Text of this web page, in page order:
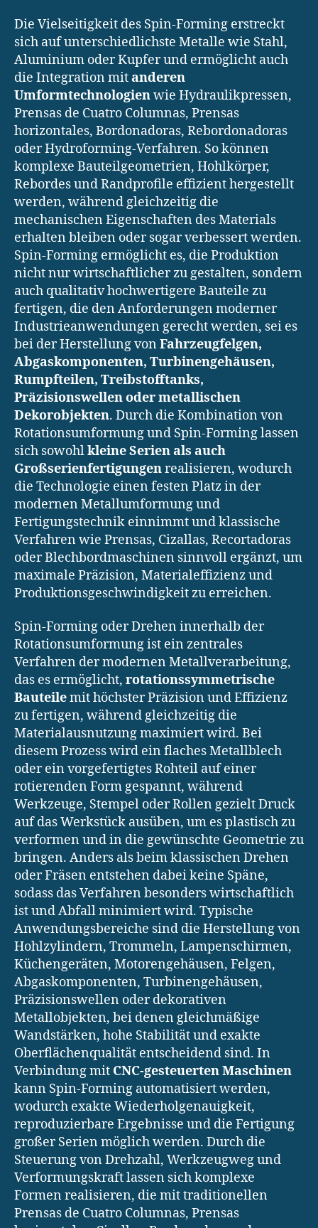
Die Vielseitigkeit des Spin-Forming erstreckt
sich auf unterschiedlichste Metalle wie Stahl,
Aluminium oder Kupfer und ermöglicht auch
die Integration mitanderen
Umformtechnologienwie Hydraulikpressen,
Prensas de Cuatro Columnas, Prensas
horizontales, Bordonadoras, Rebordonadoras
oder Hydroforming-Verfahren. So können
komplexe Bauteilgeometrien, Hohlkörper,
Rebordes und Randprofile effizient hergestellt
werden, während gleichzeitig die
mechanischen Eigenschaften des Materials
erhalten bleiben oder sogar verbessert werden.
Spin-Forming ermöglicht es, die Produktion
nicht nur wirtschaftlicher zu gestalten, sondern
auch qualitativ hochwertigere Bauteile zu
fertigen, die den Anforderungen moderner
Industrieanwendungen gerecht werden, sei es
bei der Herstellung vonFahrzeugfelgen,
Abgaskomponenten, Turbinengehäusen,
Rumpfteilen, Treibstofftanks,
Präzisionswellen oder metallischen
Dekorobjekten. Durch die Kombination von
Rotationsumformung und Spin-Forming lassen
sich sowohlkleine Serien als auch
Großserienfertigungenrealisieren, wodurch
die Technologie einen festen Platz in der
modernen Metallumformung und
Fertigungstechnik einnimmt und klassische
Verfahren wie Prensas, Cizallas, Recortadoras
oder Blechbordmaschinen sinnvoll ergänzt, um
maximale Präzision, Materialeffizienz und
Produktionsgeschwindigkeit zu erreichen.
Spin-Forming oder Drehen innerhalb der
Rotationsumformung ist ein zentrales
Verfahren der modernen Metallverarbeitung,
das es ermöglicht, rotationssymmetrische
Bauteilemit höchster Präzision und Effizienz
zu fertigen, während gleichzeitig die
Materialausnutzung maximiert wird. Bei
diesem Prozess wird ein flaches Metallblech
oder ein vorgefertigtes Rohteil auf einer
rotierenden Form gespannt, während
Werkzeuge, Stempel oder Rollen gezielt Druck
auf das Werkstück ausüben, um es plastisch zu
verformen und in die gewünschte Geometrie zu
bringen. Anders als beim klassischen Drehen
oder Fräsen entstehen dabei keine Späne,
sodass das Verfahren besonders wirtschaftlich
ist und Abfall minimiert wird. Typische
Anwendungsbereiche sind die Herstellung von
Hohlzylindern, Trommeln, Lampenschirmen,
Küchengeräten, Motorengehäusen, Felgen,
Abgaskomponenten, Turbinengehäusen,
Präzisionswellen oder dekorativen
Metallobjekten, bei denen gleichmäßige
Wandstärken, hohe Stabilität und exakte
Oberflächenqualität entscheidend sind. In
Verbindung mit CNC-gesteuerten Maschinen
kann Spin-Forming automatisiert werden,
wodurch exakte Wiederholgenauigkeit,
reproduzierbare Ergebnisse und die Fertigung
großer Serien möglich werden. Durch die
Steuerung von Drehzahl, Werkzeugweg und
Verformungskraft lassen sich komplexe
Formen realisieren, die mit traditionellen
Prensas de Cuatro Columnas, Prensas